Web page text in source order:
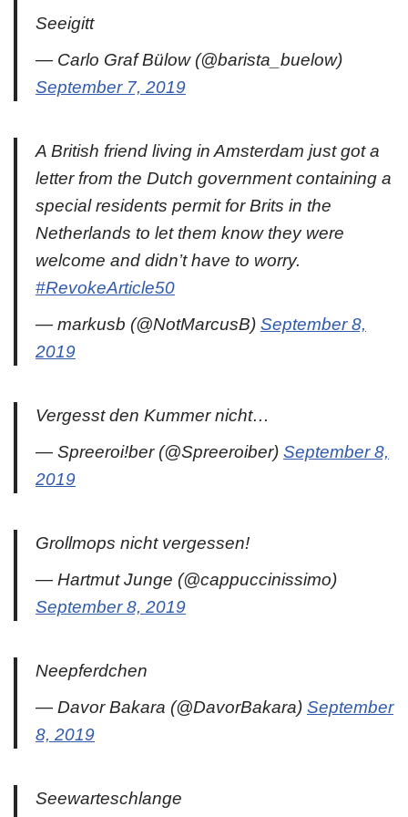
Seeigitt
— Carlo Graf Bülow (@barista_buelow)
September 7, 2019
A British friend living in Amsterdam just got a
letter from the Dutch government containing a
special residents permit for Brits in the
Netherlands to let them know they were
welcome and didn’t have to worry.
#RevokeArticle50
— markusb (@NotMarcusB) September 8,
2019
Vergesst den Kummer nicht…
— Spreeroi!ber (@Spreeroiber) September 8,
2019
Grollmops nicht vergessen!
— Hartmut Junge (@cappuccinissimo)
September 8, 2019
Neepferdchen
— Davor Bakara (@DavorBakara) September
8, 2019
Seewarteschlange